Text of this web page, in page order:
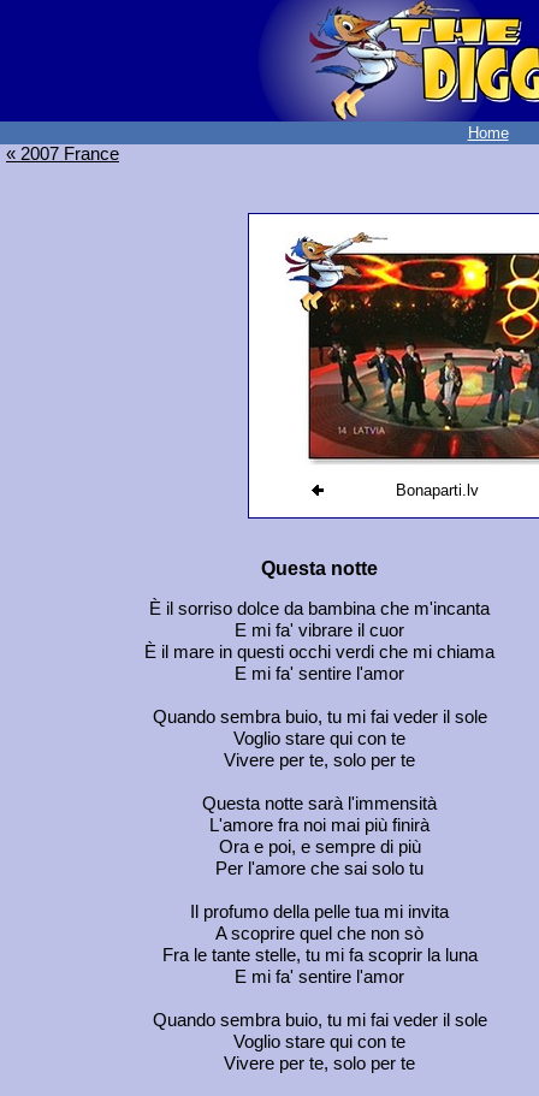
Home
« 2007 France
Bonaparti.lv
Questa notte
È il sorriso dolce da bambina che m'incanta
E mi fa' vibrare il cuor
È il mare in questi occhi verdi che mi chiama
E mi fa' sentire l'amor
Quando sembra buio, tu mi fai veder il sole
Voglio stare qui con te
Vivere per te, solo per te
Questa notte sarà l'immensità
L'amore fra noi mai più finirà
Ora e poi, e sempre di più
Per l'amore che sai solo tu
Il profumo della pelle tua mi invita
A scoprire quel che non sò
Fra le tante stelle, tu mi fa scoprir la luna
E mi fa' sentire l'amor
Quando sembra buio, tu mi fai veder il sole
Voglio stare qui con te
Vivere per te, solo per te